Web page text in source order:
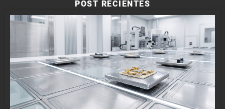
POST RECIENTES